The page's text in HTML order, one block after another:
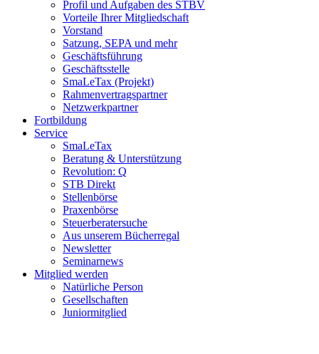
Profil und Aufgaben des STBV
Vorteile Ihrer Mitgliedschaft
Vorstand
Satzung, SEPA und mehr
Geschäftsführung
Geschäftsstelle
SmaLeTax (Projekt)
Rahmenvertragspartner
Netzwerkpartner
Fortbildung
Service
SmaLeTax
Beratung & Unterstützung
Revolution: Q
STB Direkt
Stellenbörse
Praxenbörse
Steuerberatersuche
Aus unserem Bücherregal
Newsletter
Seminarnews
Mitglied werden
Natürliche Person
Gesellschaften
Juniormitglied